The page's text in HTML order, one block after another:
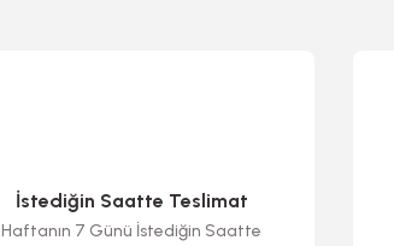
İstediğin Saatte Teslimat
Haftanın 7 Günü İstediğin Saatte